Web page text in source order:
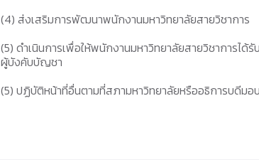
(4) ส่งเสริมการพัฒนาพนักงานมหาวิทยาลัยสายวิชาการ
(5) ดำเนินการเพื่อให้พนักงานมหาวิทยาลัยสายวิชาการไ
ผู้บังคับบัญชา
(5) ปฏิบัติหน้าที่อื่นตามที่สภามหาวิทยาลัยหรืออธิการบดีมอ